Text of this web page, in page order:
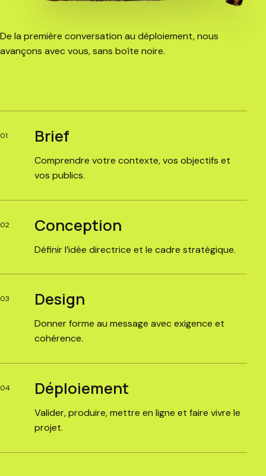
De la première conversation au déploiement, nous
avançons avec vous, sans boîte noire.
01 Brief
Comprendre votre contexte, vos objectifs et
vos publics.
02 Conception
Définir l’idée directrice et le cadre stratégique.
03 Design
Donner forme au message avec exigence et
cohérence.
04 Déploiement
Valider, produire, mettre en ligne et faire vivre le
projet.